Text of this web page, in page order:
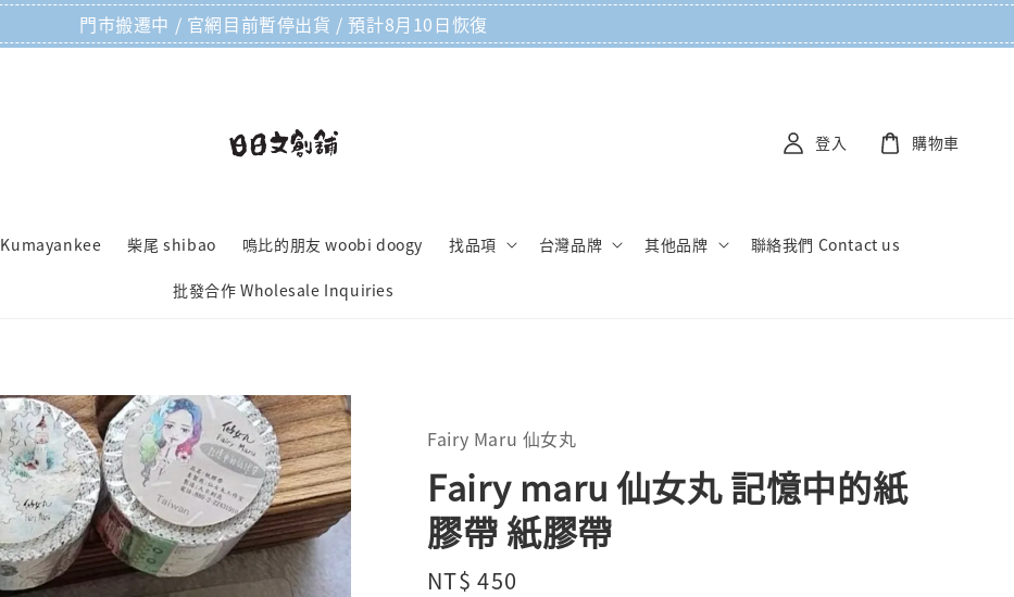
門市搬遷中 / 官網目前暫停出貨 / 預計8月10日恢復
Kumayankee 柴尾 shibao 嗚比的朋友 woobi doogy 找品項 台灣品牌 其他品牌 聯絡我們 Contact us
批發合作 Wholesale Inquiries
登入 購物車
Fairy Maru 仙女丸
Fairy maru 仙女丸 記憶中的紙
膠帶 紙膠帶
Regular
NT$ 450